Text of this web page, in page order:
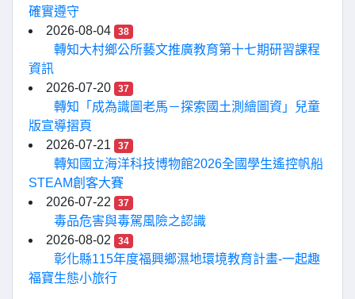
確實遵守
2026-08-04
38
轉知大村鄉公所藝文推廣教育第十七期研習課程
資訊
2026-07-20
37
轉知「成為識圖老馬－探索國土測繪圖資」兒童
版宣導摺頁
2026-07-21
37
轉知國立海洋科技博物館2026全國學生遙控帆船
STEAM創客大賽
2026-07-22
37
毒品危害與毒駕風險之認識
2026-08-02
34
彰化縣115年度福興鄉濕地環境教育計畫-一起趣
福寶生態小旅行